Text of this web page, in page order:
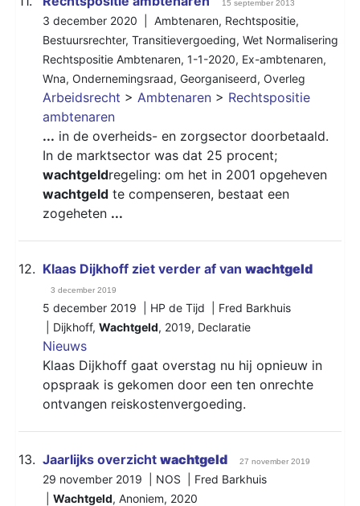
15 september 2013
3 december 2020 | Ambtenaren, Rechtspositie,
Bestuursrechter, Transitievergoeding, Wet Normalisering
Rechtspositie Ambtenaren, 1-1-2020, Ex-ambtenaren,
Wna, Ondernemingsraad, Georganiseerd, Overleg
Arbeidsrecht > Ambtenaren > Rechtspositie
ambtenaren
... in de overheids- en zorgsector doorbetaald.
In de marktsector was dat 25 procent;
wachtgeldregeling: om het in 2001 opgeheven
wachtgeld te compenseren, bestaat een
zogeheten ...
12. Klaas Dijkhoff ziet verder af van wachtgeld
3 december 2019
5 december 2019 | HP de Tijd | Fred Barkhuis
Dijkhoff, Wachtgeld, 2019, Declaratie
Nieuws
Klaas Dijkhoff gaat overstag nu hij opnieuw in
opspraak is gekomen door een ten onrechte
ontvangen reiskostenvergoeding.
13. Jaarlijks overzicht wachtgeld 27 november 2019
29 november 2019 | NOS | Fred Barkhuis
Wachtgeld, Anoniem, 2020